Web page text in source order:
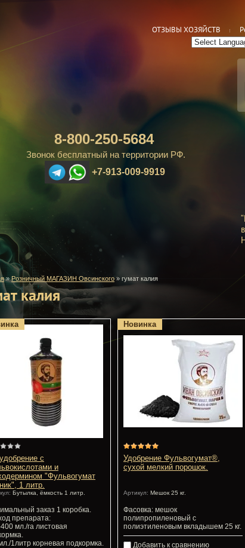
ОТЗЫВЫ ХОЗЯЙСТВ
8-800-250-5684
Звонок бесплатный на территории РФ.
+7-913-009-9919
»Розничный МАГАЗИН Овсинского » гумат калия
калия
с
и
"Фульвогумат
1 литр.
Бутылка, ёмкость 1 литр.
заказ 1 коробка.
препарата:
мл./га листовая
1литр корневая подкормка.
Новинка
Удобрение Фульвогумат®,
сухой мелкий порошок.
Артикул: Мешок 25 кг.
Фасовка: мешок
полипропиленовый с
полиэтиленовым вкладышем 25 кг.
Добавить к сравнению